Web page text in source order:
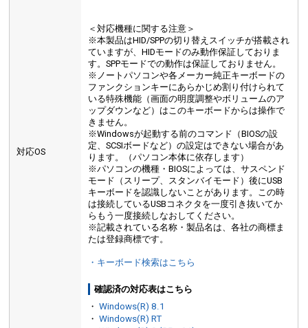
対応OS
＜対応機種に関する注意＞
※本製品はHID/SPPの切り替えスイッチが搭載され
ていますが、HIDモードのみ動作保証しておりま
す。SPPモードでの動作は保証しておりません。
※ノートパソコンや各メーカー純正キーボードの
ファンクションキーにあらかじめ割り付けられて
いる特殊機能（画面の明度調整やボリュームのア
ップダウンなど）はこのキーボードからは操作で
きません。
※Windowsが起動する前のコマンド（BIOSの設
定、SCSIボードなど）の設定はできない場合があ
ります。（パソコン本体に依存します）
※パソコンの機種・BIOSによっては、サスペンド
モード（スリープ、スタンバイモード）後にUSB
キーボードを認識しないことがあります。この時
は接続しているUSBコネクタを一度引き抜いてか
らもう一度接続しなおしてください。
※記載されている名称・製品名は、各社の商標ま
たは登録商標です。
・キーボード検索はこちら
確認済の対応表はこちら
・Windows(R) 8.1
・Windows(R) RT